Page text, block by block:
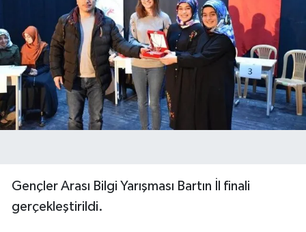
Gençler Arası Bilgi Yarışması Bartın İl finali
gerçekleştirildi.